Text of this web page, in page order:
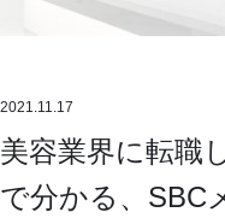
2021.11.17
美容業界に転職
で分かる、SBC